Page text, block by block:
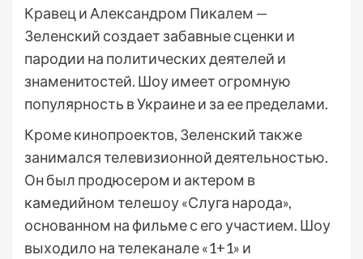
Кравец и Александром Пикалем —
Зеленский создает забавные сценки и
пародии на политических деятелей и
знаменитостей. Шоу имеет огромную
популярность в Украине и за ее пределами.
Кроме кинопроектов, Зеленский также
занимался телевизионной деятельностью.
Он был продюсером и актером в
камедийном телешоу «Слуга народа»,
основанном на фильме с его участием. Шоу
выходило на телеканале «1+1» и